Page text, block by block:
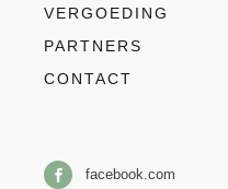
VERGOEDING
PARTNERS
CONTACT
facebook.com